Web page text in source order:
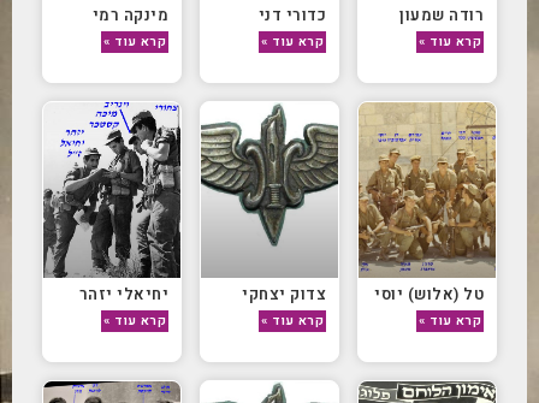
רודה שמעון
קרא עוד »
כדורי דני
קרא עוד »
מינקה רמי
קרא עוד »
טל (אלוש) יוסי
קרא עוד »
צדוק יצחקי
קרא עוד »
יחיאלי יזהר
קרא עוד »